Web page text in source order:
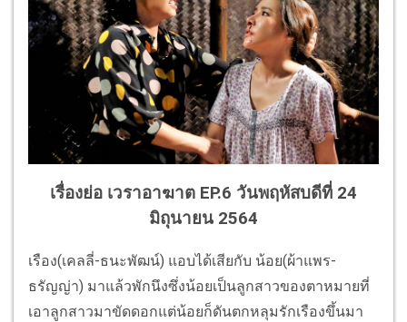
เรื่องย่อ เวราอาฆาต EP.6 วันพฤหัสบดีที่ 24
มิถุนายน 2564
เรือง(เคลลี่-ธนะพัฒน์) แอบได้เสียกับ น้อย(ผ้าแพร-
ธรัญญ่า) มาแล้วพักนึงซึ่งน้อยเป็นลูกสาวของตาหมายที่
เอาลูกสาวมาขัดดอกแต่น้อยก็ดันตกหลุมรักเรืองขึ้นมา